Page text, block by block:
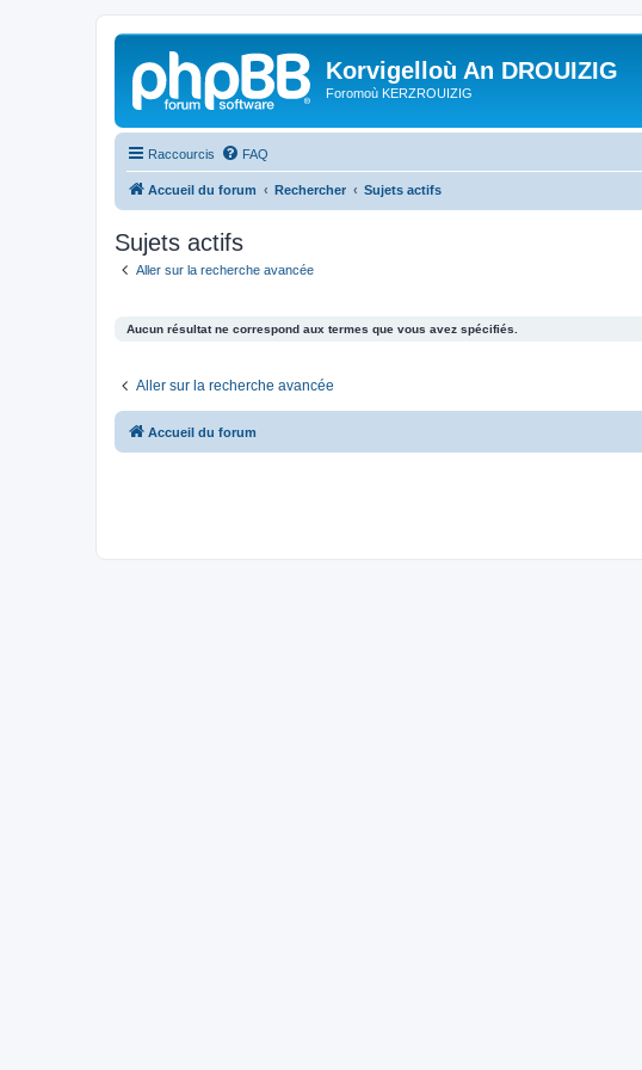
Korvigelloù An DROUIZIG
Foromoù KERZROUIZIG
Raccourcis FAQ
Accueil du forum Rechercher Sujets actifs
Sujets actifs
Aller sur la recherche avancée
Aucun résultat ne correspond aux termes que vous avez spécifiés.
Aller sur la recherche avancée
Accueil du forum